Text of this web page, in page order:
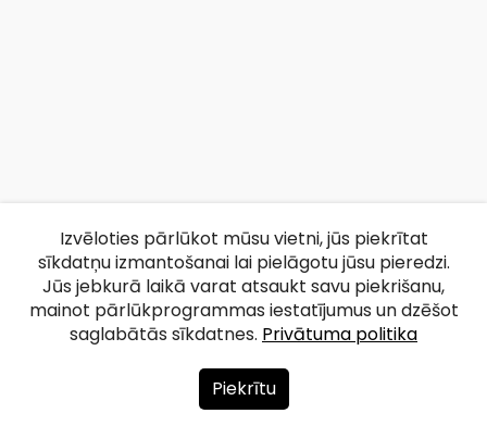
Par mums
Izvēloties pārlūkot mūsu vietni, jūs piekrītat
sīkdatņu izmantošanai lai pielāgotu jūsu pieredzi.
Jūs jebkurā laikā varat atsaukt savu piekrišanu,
mainot pārlūkprogrammas iestatījumus un dzēšot
saglabātās sīkdatnes. Privātuma politika
Piekrītu